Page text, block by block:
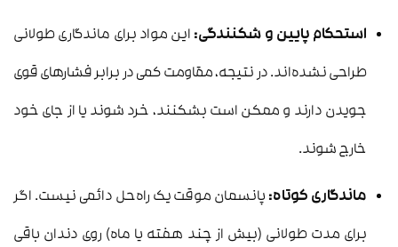
استحکام پایین و شکنندگی: این مواد برای ماندگاری طولانی
طراحی نشده‌اند. در نتیجه، مقاومت کمی در برابر فشارهای قوی
جویدن دارند و ممکن است بشکنند، خرد شوند یا از جای خود
خارج شوند.
ماندگاری کوتاه: پانسمان موقت یک راه‌حل دائمی نیست. اگر
برای مدت طولانی (بیش از چند هفته یا ماه) روی دندان باقی